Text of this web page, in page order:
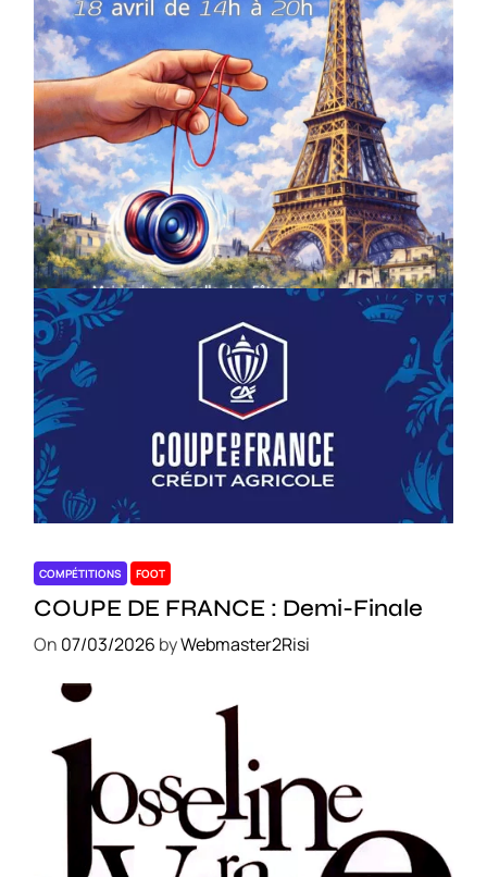
COMPÉTITIONS CULTURE EN FAMILLE JEUNESSE & SPORTS
Championnat de France de la FYYA
le 18 avril – Paris 14e
On18/03/2026byWebmaster2Risi
COMPÉTITIONS FOOT
COUPE DE FRANCE : Demi-Finale
On 07/03/2026 byWebmaster2Risi